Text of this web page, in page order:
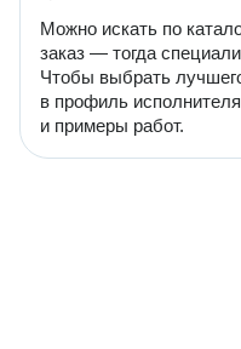
Можно искать по
заказ — тогда
Чтобы выбрать
в профиль
и примеры работ.